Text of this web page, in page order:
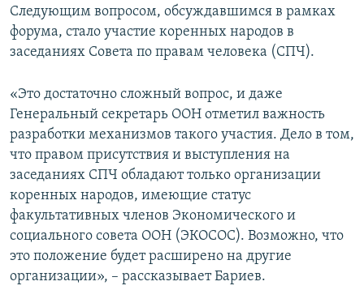
Следующим вопросом, обсуждавшимся в рамках
форума, стало участие коренных народов в
заседаниях Совета по правам человека (СПЧ).
«Это достаточно сложный вопрос, и даже
Генеральный секретарь ООН отметил важность
разработки механизмов такого участия. Дело в том,
что правом присутствия и выступления на
заседаниях СПЧ обладают только организации
коренных народов, имеющие статус
факультативных членов Экономического и
социального совета ООН (ЭКОСОС). Возможно, что
это положение будет расширено на другие
организации», – рассказывает Бариев.